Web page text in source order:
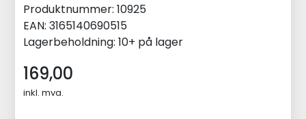
Produktnummer: 10925
EAN: 3165140690515
Lagerbeholdning: 10+ på lager
169,00
inkl. mva.